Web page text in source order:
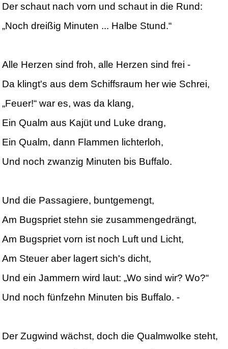
Der schaut nach vorn und schaut in die Rund:
„Noch dreißig Minuten ... Halbe Stund.“
Alle Herzen sind froh, alle Herzen sind frei -
Da klingt's aus dem Schiffsraum her wie Schrei,
„Feuer!“ war es, was da klang,
Ein Qualm aus Kajüt und Luke drang,
Ein Qualm, dann Flammen lichterloh,
Und noch zwanzig Minuten bis Buffalo.
Und die Passagiere, buntgemengt,
Am Bugspriet stehn sie zusammengedrängt,
Am Bugspriet vorn ist noch Luft und Licht,
Am Steuer aber lagert sich's dicht,
Und ein Jammern wird laut: „Wo sind wir? Wo?“
Und noch fünfzehn Minuten bis Buffalo. -
Der Zugwind wächst, doch die Qualmwolke steht,